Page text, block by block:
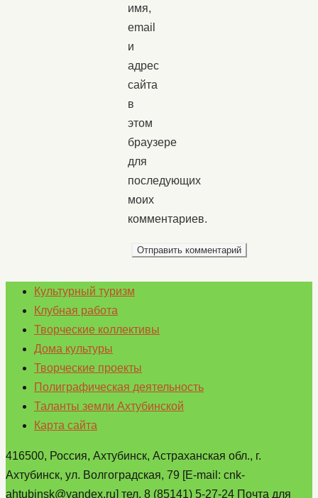
имя,
email
и
адрес
сайта
в
этом
браузере
для
последующих
моих
комментариев.
Культурный туризм
Клубная работа
Творческие коллективы
Дома культуры
Творческие проекты
Полиграфическая деятельность
Таланты земли Ахтубинской
Карта сайта
416500, Россия, Ахтубинск, Астраханская обл., г.
Ахтубинск, ул. Волгоградская, 79 [E-mail: cnk-
ahtubinsk@yandex.ru] тел. 8 (85141) 5-27-24 Почта для